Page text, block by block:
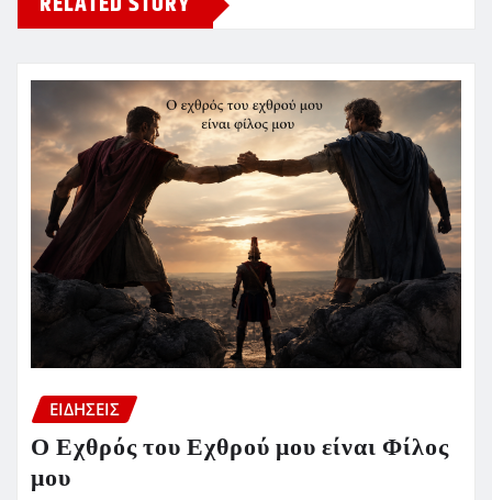
ΕΙΔΗΣΕΙΣ
Ο Εχθρός του Εχθρού μου είναι Φίλος
μου